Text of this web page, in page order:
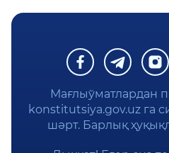
Мағлыўматлардан
konstitutsiya.gov.uz га
шәрт. Барлық